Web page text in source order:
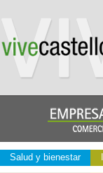
Salud y bienestar